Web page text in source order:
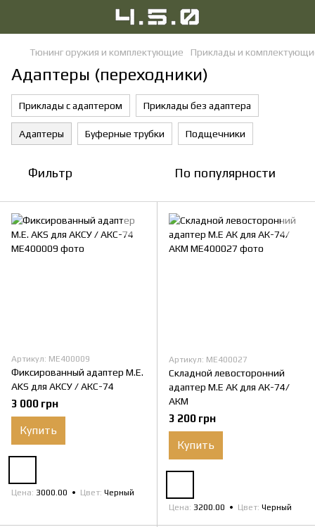
Тюнинг оружия и комплектующие Приклады и
Адаптеры (переходники)
Приклады с адаптером Приклады без адаптера
Адаптеры Буферные трубки Подщечники
Фильтр По популярности
Артикул: ME400009
Фиксированный адаптер M.E.
AKS для АКСУ / АКС-74
3 000 грн
Купить
Цена 3000.00 Цвет Черный
Артикул: ME400027
Складной левосторонний
адаптер M.E АК для АК-74/
АКМ
3 200 грн
Купить
Цена 3200.00 Цвет Черный